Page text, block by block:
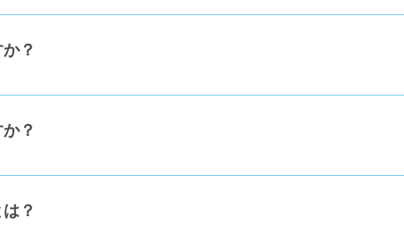
1年生から中学3年生が中心ですが、未就学や高校生も参加で
？
通いながらクラスジャパンにも参加するという学び方もでき
？
は、学校との連携を図ることが必要です。
？